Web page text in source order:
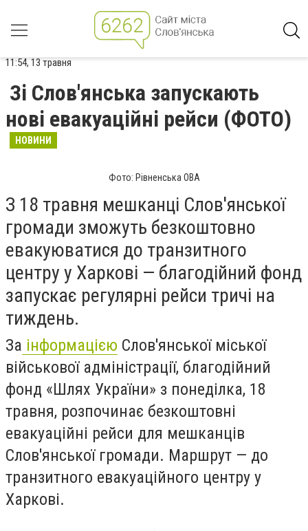
11:54, 13 травня
Зі Слов'янська запускають
нові евакуаційні рейси (ФОТО)
НОВИНИ
Фото: Рівненська ОВА
З 18 травня мешканці Слов'янської
громади зможуть безкоштовно
евакуюватися до транзитного
центру у Харкові — благодійний фонд
запускає регулярні рейси тричі на
тиждень.
За інформацією Слов'янської міської
військової адміністрації, благодійний
фонд «Шлях України» з понеділка, 18
травня, розпочинає безкоштовні
евакуаційні рейси для мешканців
Слов'янської громади. Маршрут — до
транзитного евакуаційного центру у
Харкові.